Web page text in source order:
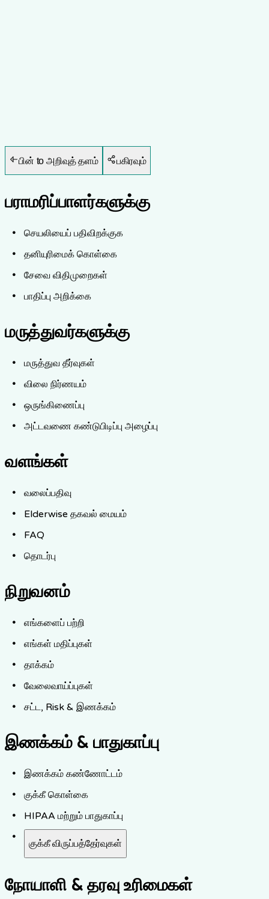
பின் to அறிவுத் தளம் பகிரவும்
பராமரிப்பாளர்களுக்கு
செயலியைப் பதிவிறக்குக
தனியுரிமைக் கொள்கை
சேவை விதிமுறைகள்
பாதிப்பு அறிக்கை
மருத்துவர்களுக்கு
மருத்துவ தீர்வுகள்
விலை நிர்ணயம்
ஒருங்கிணைப்பு
அட்டவணை கண்டுபிடிப்பு அழைப்பு
வளங்கள்
வலைப்பதிவு
Elderwise தகவல் மையம்
FAQ
தொடர்பு
நிறுவனம்
எங்களைப் பற்றி
எங்கள் மதிப்புகள்
தாக்கம்
வேலைவாய்ப்புகள்
சட்ட, Risk & இணக்கம்
இணக்கம் & பாதுகாப்பு
இணக்கம் கண்ணோட்டம்
குக்கீ கொள்கை
HIPAA மற்றும் பாதுகாப்பு
குக்கீ விருப்பத்தேர்வுகள்
நோயாளி & தரவு உரிமைகள்